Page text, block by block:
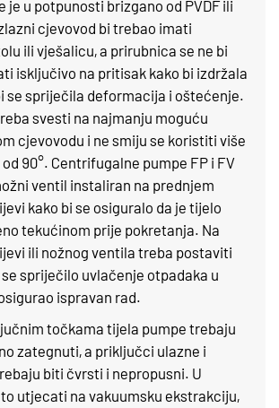
je u potpunosti brizgano od PVDF ili
cjevovod bi trebao imati
ili vješalicu, a prirubnica se ne bi
isključivo na pritisak kako bi izdržala
se spriječila deformacija i oštećenje.
svesti na najmanju moguću
cjevovodu i ne smiju se koristiti više
90°. Centrifugalne pumpe FP i FV
ventil instaliran na prednjem
kako bi se osiguralo da je tijelo
tekućinom prije pokretanja. Na
ili nožnog ventila treba postaviti
spriječilo uvlačenje otpadaka u
ispravan rad.
točkama tijela pumpe trebaju
zategnuti, a priključci ulazne i
biti čvrsti i nepropusni. U
utjecati na vakuumsku ekstrakciju,